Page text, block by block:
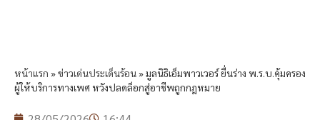
หน้าแรก »ข่าวเด่นประเด็นร้อน»มูลนิธิเอ็มพาวเวอร์ ยื่นร่าง พ.ร.บ.คุ้มครอง
ผู้ให้บริการทางเพศ หวังปลดล็อกสู่อาชีพถูกกฎหมาย